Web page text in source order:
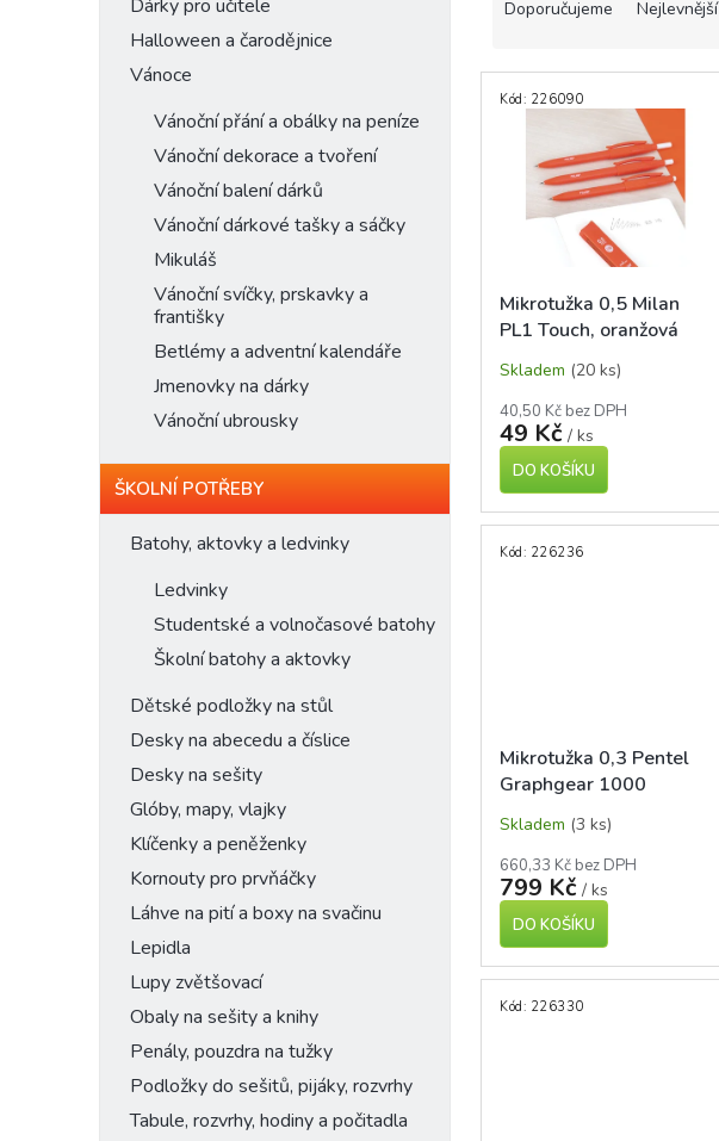
Dárky pro učitele
Halloween a čarodějnice
Vánoce
Vánoční přání a obálky na peníze
Vánoční dekorace a tvoření
Vánoční balení dárků
Vánoční dárkové tašky a sáčky
Mikuláš
Vánoční svíčky, prskavky a
františky
Betlémy a adventní kalendáře
Jmenovky na dárky
Vánoční ubrousky
ŠKOLNÍ POTŘEBY
Batohy, aktovky a ledvinky
Ledvinky
Studentské a volnočasové batohy
Školní batohy a aktovky
Dětské podložky na stůl
Desky na abecedu a číslice
Desky na sešity
Glóby, mapy, vlajky
Klíčenky a peněženky
Kornouty pro prvňáčky
Láhve na pití a boxy na svačinu
Lepidla
Lupy zvětšovací
Obaly na sešity a knihy
Penály, pouzdra na tužky
Podložky do sešitů, pijáky, rozvrhy
Tabule, rozvrhy, hodiny a počitadla
ů
Doporučujeme Nejlevnější
V
ý
d
u
k
t
Mikrotužka 0,5 Milan
PL1 Touch, oranžová
Skladem (20 ks)
40,50 Kč bez DPH
49 Kč / ks
DO KOŠÍKU
Kód: 226090
Mikrotužka 0,3 Pentel
Graphgear 1000
Skladem (3 ks)
660,33 Kč bez DPH
799 Kč / ks
DO KOŠÍKU
Kód: 226236
Kód: 226330